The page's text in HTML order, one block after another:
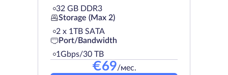
32 GB DDR3
Storage (Max 2)
2 х 1TB SATA
Port/Bandwidth
1Gbps/30 TB
€69/мес.